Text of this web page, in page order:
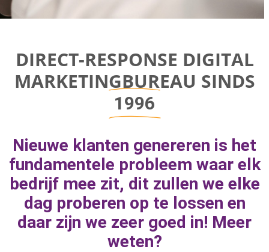
Direct-response
Digital
Marketing Bureau
marketingknoppen te draaien om naar
geweldige resultaten toe te werken.
MEER INFORMATIE
DIRECT-RESPONSE DIGITAL
MARKETINGBUREAU SINDS
1996
Nieuwe klanten genereren is het
fundamentele probleem waar elk
bedrijf mee zit, dit zullen we elke
dag proberen op te lossen en
daar zijn we zeer goed in! Meer
weten?